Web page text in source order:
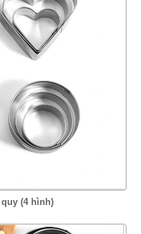
(4 hình)